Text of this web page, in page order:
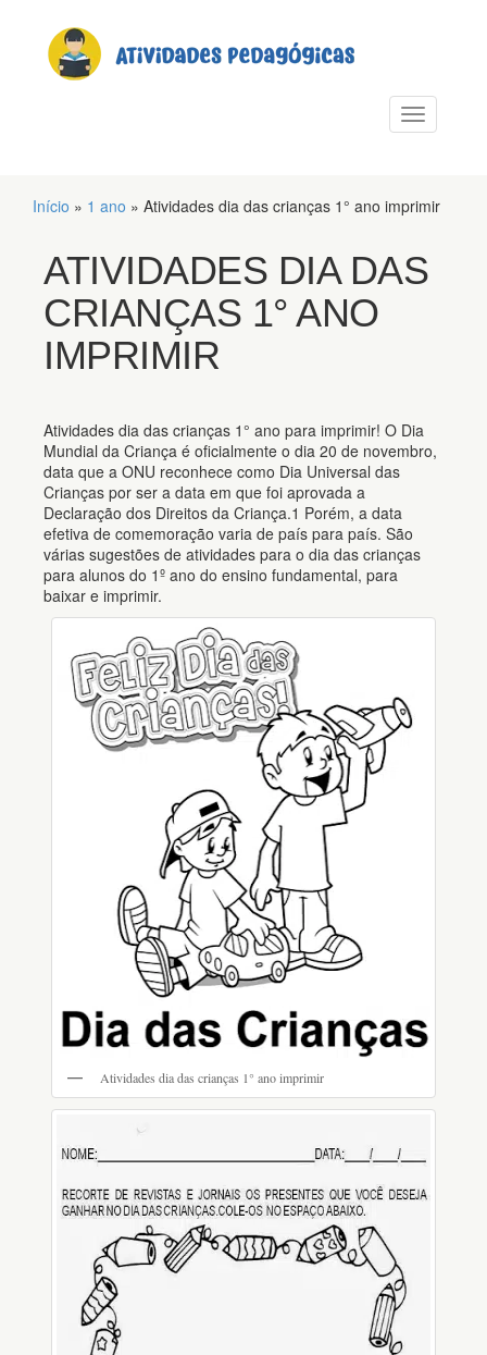
Alternar
Início » 1 ano » Atividades dia das crianças 1° ano imprimir
ATIVIDADES DIA DAS
CRIANÇAS 1° ANO
IMPRIMIR
Atividades dia das crianças 1° ano para imprimir! O Dia
Mundial da Criança é oficialmente o dia 20 de novembro,
data que a ONU reconhece como Dia Universal das
Crianças por ser a data em que foi aprovada a
Declaração dos Direitos da Criança.1 Porém, a data
efetiva de comemoração varia de país para país. São
várias sugestões de atividades para o dia das crianças
para alunos do 1º ano do ensino fundamental, para
baixar e imprimir.
Atividades dia das crianças 1° ano imprimir